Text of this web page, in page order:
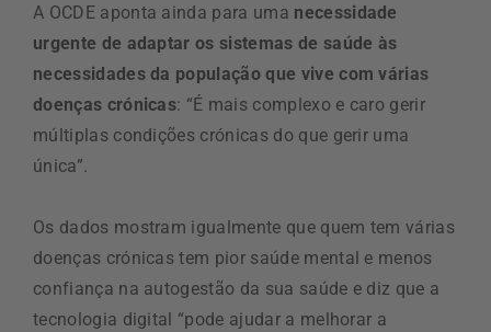
A OCDE aponta ainda para uma necessidade
urgente de adaptar os sistemas de saúde às
necessidades da população que vive com várias
doenças crónicas: “É mais complexo e caro gerir
múltiplas condições crónicas do que gerir uma
única”.
Os dados mostram igualmente que quem tem várias
doenças crónicas tem pior saúde mental e menos
confiança na autogestão da sua saúde e diz que a
tecnologia digital “pode ajudar a melhorar a